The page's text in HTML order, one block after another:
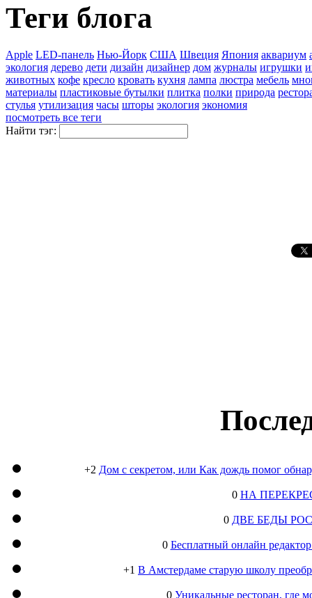
Теги блога
Apple LED-панель Нью-Йорк США Швеция Япония аквариум
экология дерево дети дизайн дизайнер дом журналы игрушки
животных кофе кресло кровать кухня лампа люстра мебель
материалы пластиковые бутылки плитка полки природа
стулья утилизация часы шторы экология экономия
посмотреть все теги
Найти тэг:
+2 Дом с секретом, или Как дождь помог
0 НА
0 ДВЕ БЕДЫ
0 Бесплатный онлайн
+1 В Амстердаме старую школу
0 Уникальные ресторан, где